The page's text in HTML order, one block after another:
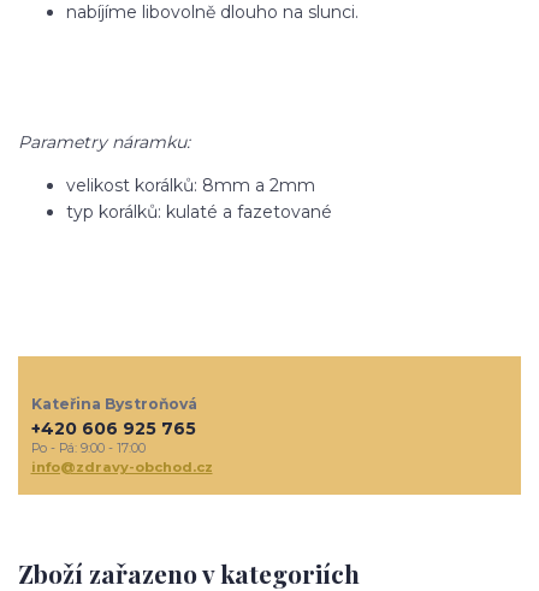
nabíjíme libovolně dlouho na slunci.
Parametry náramku:
velikost korálků: 8mm a 2mm
typ korálků: kulaté a fazetované
Zboží zařazeno v kategoriích
Kateřina Bystroňová
+420 606 925 765
Po - Pá: 9:00 - 17:00
info@zdravy-obchod.cz